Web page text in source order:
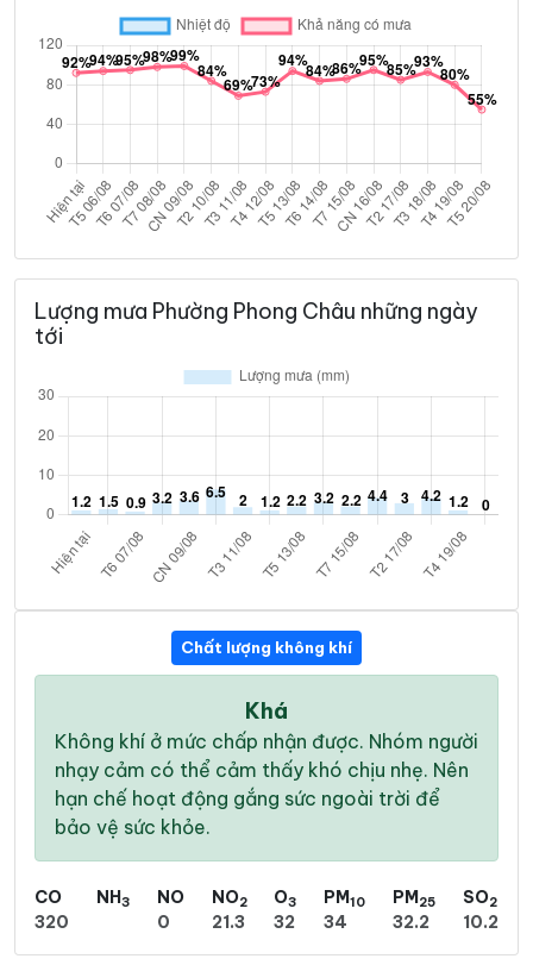
Lượng mưa Phường Phong Châu những ngày
tới
Chất lượng không khí
Khá
Không khí ở mức chấp nhận được. Nhóm người
nhạy cảm có thể cảm thấy khó chịu nhẹ. Nên
hạn chế hoạt động gắng sức ngoài trời để
bảo vệ sức khỏe.
CO
320
NH3
NO
0
NO2
21.3
O3
32
PM10
34
PM25
32.2
SO2
10.2